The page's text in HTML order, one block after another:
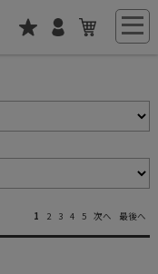
1 2 3 4 5 次へ 最後へ